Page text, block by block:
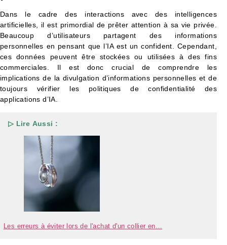
Dans le cadre des interactions avec des intelligences
artificielles, il est primordial de prêter attention à sa vie privée.
Beaucoup d’utilisateurs partagent des informations
personnelles en pensant que l’IA est un confident. Cependant,
ces données peuvent être stockées ou utilisées à des fins
commerciales. Il est donc crucial de comprendre les
implications de la divulgation d’informations personnelles et de
toujours vérifier les politiques de confidentialité des
applications d’IA.
▷ Lire Aussi :
Les erreurs à éviter lors de l'achat d'un collier en…